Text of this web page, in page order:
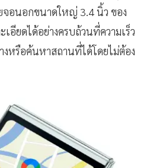
จอนอกขนาดใหญ่ 3.4 นิ้ว ของ
อียดได้อย่างครบถ้วนที่ความเร็ว
หรือค้นหาสถานที่ได้โดยไม่ต้อง